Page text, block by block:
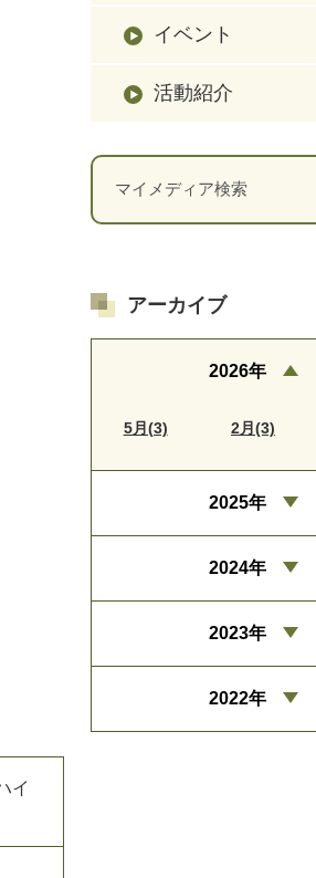
イ
イベント
活動紹介
アーカイブ
2026年
5月(3) 2月(3)
2025年
2024年
2023年
2022年